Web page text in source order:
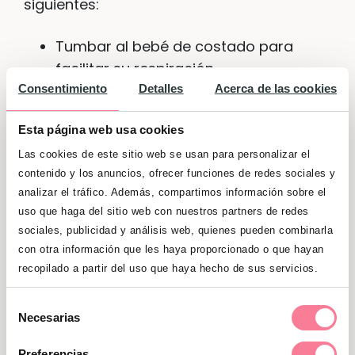
Consentimiento Detalles Acerca de las cookies
Esta página web usa cookies
Las cookies de este sitio web se usan para personalizar el
contenido y los anuncios, ofrecer funciones de redes sociales y
analizar el tráfico. Además, compartimos información sobre el
uso que haga del sitio web con nuestros partners de redes
sociales, publicidad y análisis web, quienes pueden combinarla
con otra información que les haya proporcionado o que hayan
recopilado a partir del uso que haya hecho de sus servicios.
Necesarias
siguientes:
Tumbar al bebé de costado para
facilitar su respiración.
Nunca contener los movimientos del
niño o la niña.
Tratar de bajar la fiebre del bebé
mediante paños templados en la
frente o el cuello.
Es muy importante que mantengáis la
calma durante las convulsiones del bebé y
que, ya sea por teléfono o anotando para
relatar a posteriori, hagáis un acopio de